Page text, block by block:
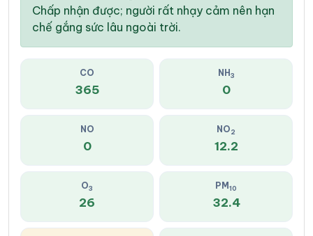
Chấp nhận được; người rất nhạy cảm nên hạn
chế gắng sức lâu ngoài trời.
CO
365
NH 3
0
NO
0
NO2
12.2
O3
26
PM 10
32.4